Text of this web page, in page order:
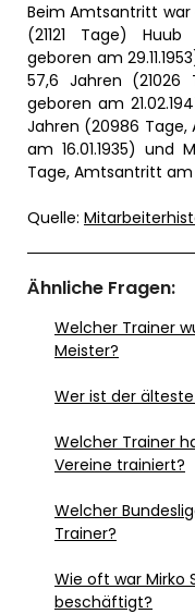
Beim Amtsantritt
(21121 Tage)
geboren am
57,6 Jahren (21026
geboren am
Jahren (20986 Tage,
am 16.01.1935) und
Tage, Amtsantritt am
Quelle:
Ähnliche Fragen:
Welcher Trainer
Meister?
Wer ist der
Welcher Trainer
Vereine trainiert?
Welcher
Trainer?
Wie oft war Mirko
beschäftigt?